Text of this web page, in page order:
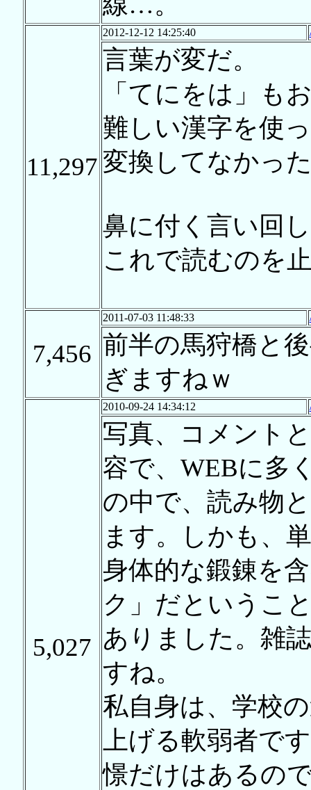
11,297
2012-12-12 14:25:40
言葉が変だ。
「てにをは」も
難しい漢字を使
変換してなかっ
鼻に付く言い回
これで読むのを
7,456
2011-07-03 11:48:33
前半の馬狩橋と
ぎますねｗ
5,027
2010-09-24 14:34:12
写真、コメント
容で、WEBに多
の中で、読み物
ます。しかも、
身体的な鍛錬を
ク」だというこ
ありました。雑
すね。
私自身は、学校
上げる軟弱者で
憬だけはあるの